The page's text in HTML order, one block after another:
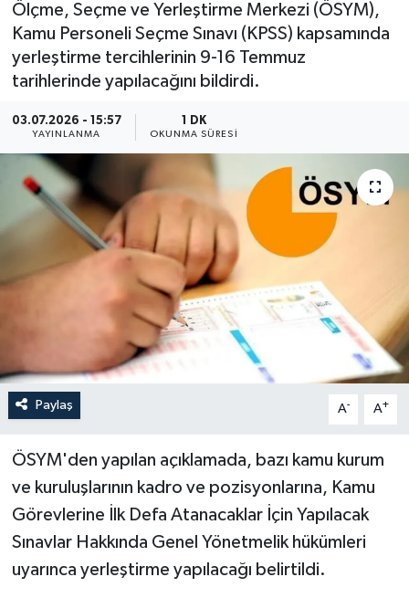
Ölçme, Seçme ve Yerleştirme Merkezi (ÖSYM),
Kamu Personeli Seçme Sınavı (KPSS) kapsamında
yerleştirme tercihlerinin 9-16 Temmuz
tarihlerinde yapılacağını bildirdi.
03.07.2026 - 15:57
YAYINLANMA
1 DK
OKUNMA SÜRESI
Paylaş A- A+
ÖSYM'den yapılan açıklamada, bazı kamu kurum
ve kuruluşlarının kadro ve pozisyonlarına, Kamu
Görevlerine İlk Defa Atanacaklar İçin Yapılacak
Sınavlar Hakkında Genel Yönetmelik hükümleri
uyarınca yerleştirme yapılacağı belirtildi.
KÖŞE YAZILARI
KÜLTÜR-SANAT-MAGAZİN
ÖZEL HABER
RÖPORTAJLAR
SAĞLIK
SİYASET
SPOR
Yerel
Tüm Manşetler
Son Dakika Haberleri